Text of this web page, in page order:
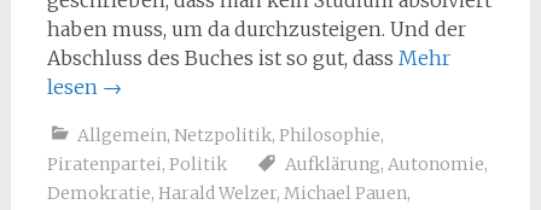
haben muss, um da durchzusteigen. Und der
Abschluss des Buches ist so gut, dass Mehr
lesen →
Allgemein, Netzpolitik, Philosophie,
Piratenpartei, Politik Aufklärung, Autonomie,
Demokratie, Harald Welzer, Michael Pauen,